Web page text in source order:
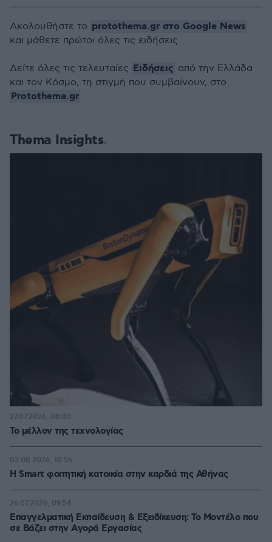
Thema Insights
Το μέλλον της τεχνολογίας
27.07.2026, 06:00
Η Smart φοιτητική κατοικία στην καρδιά της Αθήνας
03.08.2026, 10:56
Επαγγελματική Εκπαίδευση & Εξειδίκευση: Το Mοντέλο που
σε Bάζει στην Aγορά Eργασίας
26.07.2026, 09:54
Ακολουθήστε το protothema.gr στο Google News
και μάθετε πρώτοι όλες τις ειδήσεις
Δείτε όλες τις τελευταίες Ειδήσεις από την Ελλάδα
και τον Κόσμο, τη στιγμή που συμβαίνουν, στο
Protothema.gr